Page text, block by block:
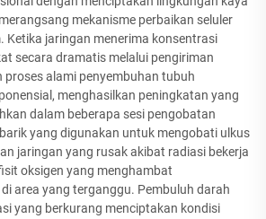
mekanisme perbaikan seluler
Ketika jaringan menerima konsentrasi
secara dramatis melalui pengiriman
proses alami penyembuhan tubuh
menghasilkan peningkatan yang
dalam beberapa sesi pengobatan
yang digunakan untuk mengobati ulkus
jaringan yang rusak akibat radiasi bekerja
oksigen yang menghambat
area yang terganggu. Pembuluh darah
yang berkurang menciptakan kondisi